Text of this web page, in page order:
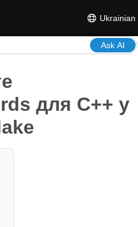
Ukrainian
Ask AI
для C++ у